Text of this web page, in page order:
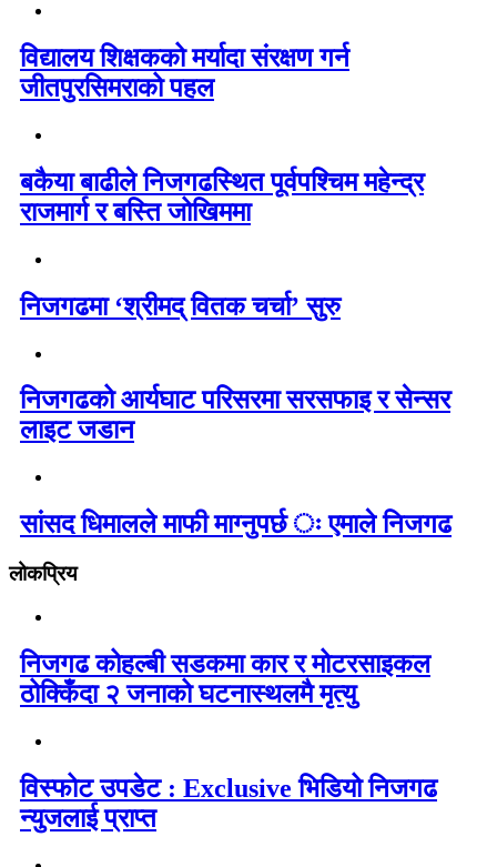
विद्यालय शिक्षकको मर्यादा संरक्षण गर्न
जीतपुरसिमराको पहल
बकैया बाढीले निजगढस्थित पूर्वपश्चिम महेन्द्र
राजमार्ग र बस्ति जोखिममा
निजगढमा ‘श्रीमद् वितक चर्चा’ सुरु
निजगढको आर्यघाट परिसरमा सरसफाइ र सेन्सर
लाइट जडान
सांसद धिमालले माफी माग्नुपर्छ ः एमाले निजगढ
लोकप्रिय
निजगढ कोहल्बी सडकमा कार र मोटरसाइकल
ठोक्किँदा २ जनाको घटनास्थलमै मृत्यु
विस्फोट उपडेट : Exclusive भिडियो निजगढ
न्युजलाई प्राप्त